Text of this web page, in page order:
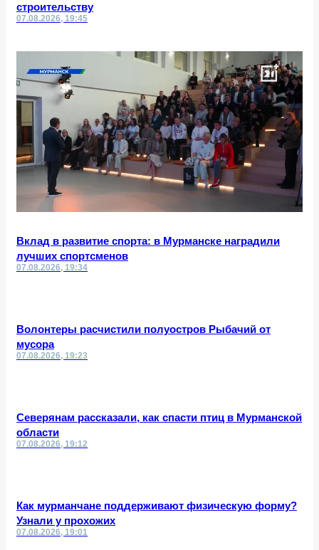
строительству
07.08.2026, 19:45
Вклад в развитие спорта: в Мурманске наградили
лучших спортсменов
07.08.2026, 19:34
Волонтеры расчистили полуостров Рыбачий от
мусора
07.08.2026, 19:23
Северянам рассказали, как спасти птиц в Мурманской
области
07.08.2026, 19:12
Как мурманчане поддерживают физическую форму?
Узнали у прохожих
07.08.2026, 19:01